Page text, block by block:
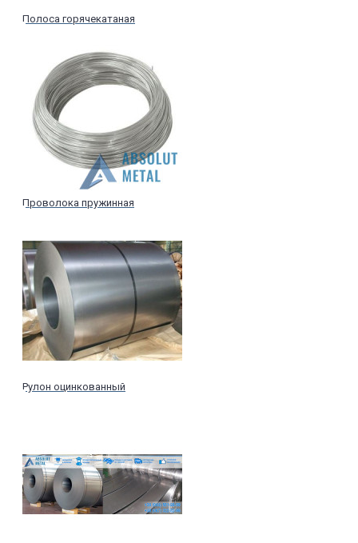
Полоса горячекатаная
Проволока пружинная
Рулон оцинкованный